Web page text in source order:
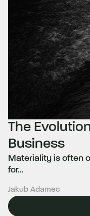
The
Business
Materiality is often
for...
Jakub Adamec